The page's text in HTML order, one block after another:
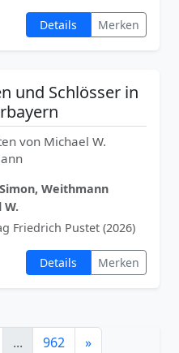
Details Merken
und Schlösser in
von Michael W.
Weithmann
W.
Friedrich Pustet (2026)
Details Merken
... 962 »